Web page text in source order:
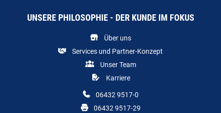
UNSERE PHILOSOPHIE - DER KUNDE IM FOKUS
Über uns
Services und Partner-Konzept
Unser Team
Karriere
06432 9517-0
06432 9517-29